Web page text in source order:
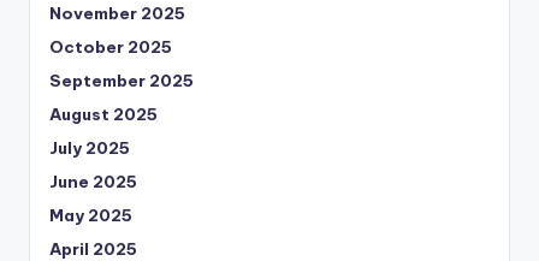
November 2025
October 2025
September 2025
August 2025
July 2025
June 2025
May 2025
April 2025